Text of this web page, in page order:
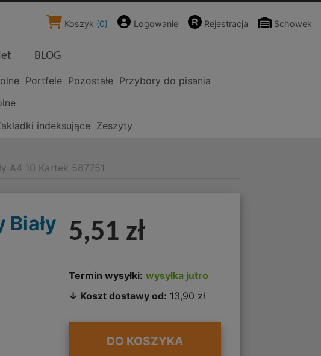
Koszyk (0) Logowanie Rejestracja Schowek
BLOG
Portfele Pozostałe Przybory do pisania
indeksujące Zeszyty
A4 10 Kartek 587751
5,51 zł
Termin wysyłki: wysyłka jutro
↓ Koszt dostawy od: 13,90 zł
DO KOSZYKA